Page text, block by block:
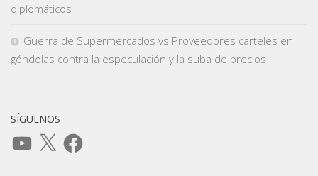
diplomáticos
Guerra de Supermercados vs Proveedores carteles en
góndolas contra la especulación y la suba de precios
SÍGUENOS
YouTube
X Facebook